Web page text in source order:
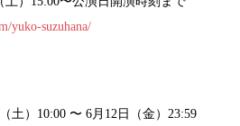
yuko-suzuhana/
土）10:00 〜 6月12日（金）23:59